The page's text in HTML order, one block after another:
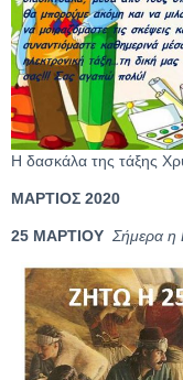
Η δασκάλα της τάξης
ΜΑΡΤΙΟΣ 2020
25 ΜΑΡΤΙΟΥ Σήμερα η